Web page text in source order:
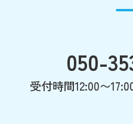
050-
受付時間12:00〜